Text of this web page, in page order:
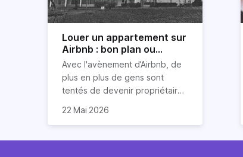
Louer un appartement sur
Airbnb : bon plan ou
mauvaise idée
Avec l'avènement d’Airbnb, de
plus en plus de gens sont
tentés de devenir propriétaires
Paris qui sont des meublés
22 Mai 2026